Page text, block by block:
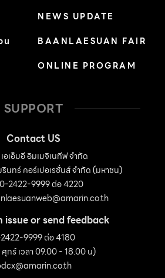
น
NEWS UPDATE
BAANLAESUAN FAIR
ONLINE PROGRAM
SUPPORT
Contact US
อเอ็มอี อิมเมจิเนทีฟ จำกัด
นทร์ คอร์เปอเรชั่นส์ จำกัด (มหาชน)
2422-9999 ต่อ 4220
issue or send feedback
9999 ต่อ 4180
กร์ เวลา 09.00 - 18.00 น)